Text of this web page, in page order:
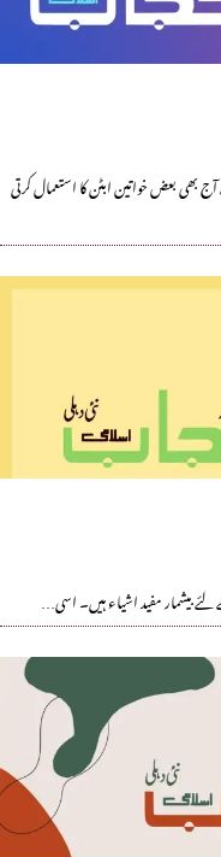
بعض خواتین ابٹن کا استعمال کرتی
بیشمار مفید اشیاء ہیں۔ اسی…